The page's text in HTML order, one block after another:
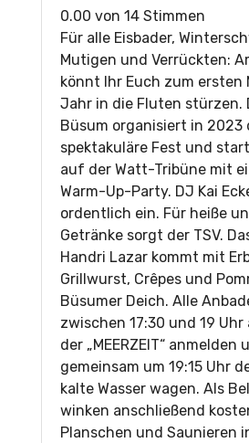
0.00 von 14 Stimmen
Für alle Eisbader,
Mutigen und Verrückten:
könnt Ihr Euch zum ersten
Jahr in die Fluten stürzen.
Büsum organisiert in 2023
spektakuläre Fest und
auf der Watt-Tribüne mit
Warm-Up-Party. DJ Kai
ordentlich ein. Für heiße
Getränke sorgt der TSV.
Handri Lazar kommt mit
Grillwurst, Crêpes und
Büsumer Deich. Alle
zwischen 17:30 und 19 Uhr
der „MEERZEIT“ anmelden
gemeinsam um 19:15 Uhr
kalte Wasser wagen. Als
winken anschließend
Planschen und Saunieren